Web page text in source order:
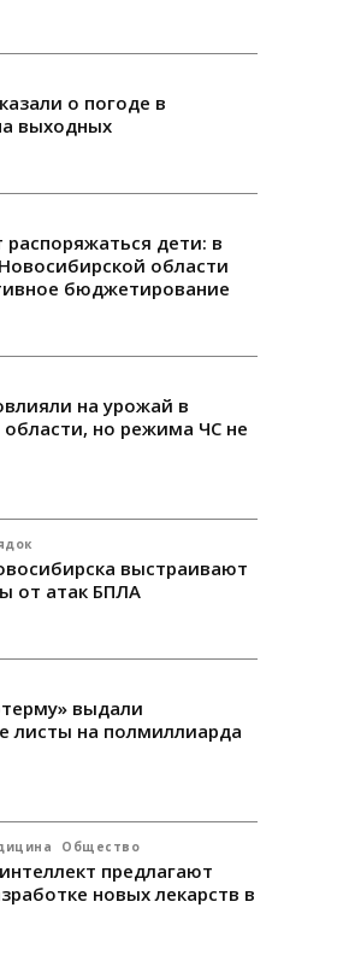
о погоде в
выходных
дети: в
области
бюджетирование
на урожай в
но режима ЧС не
выстраивают
от атак БПЛА
выдали
листы на полмиллиарда
Общество
предлагают
новых лекарств в